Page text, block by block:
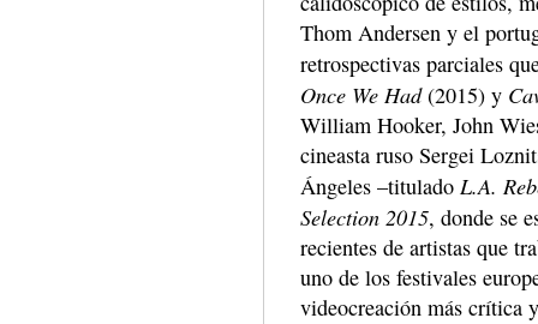
Thom Andersen y el
retrospectivas parciales
Once We Had(2015) y
William Hooker, John
cineasta ruso Sergei
Ángeles –titulado L.A.
Selection 2015, donde se
recientes de artistas que
uno de los festivales
videocreación más crítica